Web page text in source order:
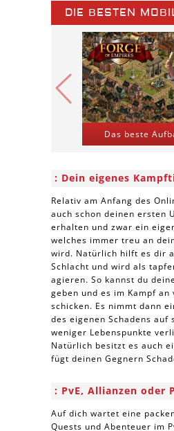
DIE BESTEN
SPIELE
Das beste
Dein eigenes
Relativ am Anfang des
auch schon deinen ersten
erhalten und zwar ein
welches immer treu an
wird. Natürlich hilft es dir
Schlacht und wird als
agieren. So kannst du
geben und es im Kampf
schicken. Es nimmt dann
des eigenen Schadens auf
weniger Lebenspunkte
Natürlich besitzt es auch
fügt deinen Gegnern
PvE, Allianzen oder
Auf dich wartet eine
Quests und Abenteuer im